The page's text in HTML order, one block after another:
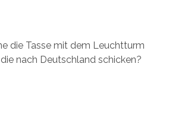
die Tasse mit dem Leuchtturm
nach Deutschland schicken?